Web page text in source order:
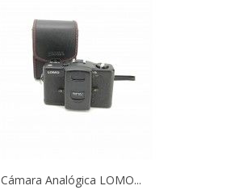
Cámara Analógica LOMO...